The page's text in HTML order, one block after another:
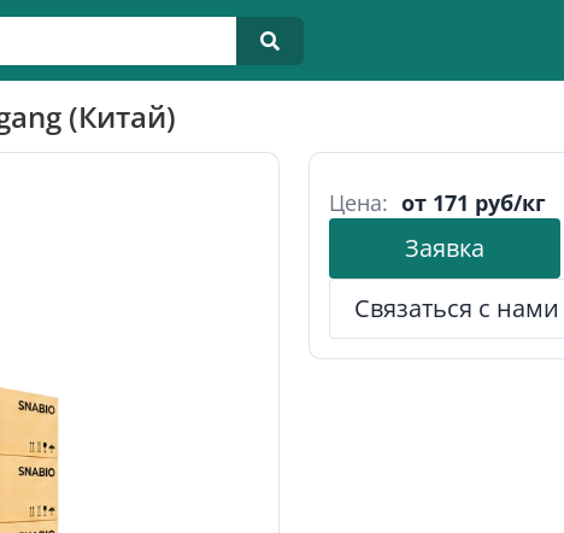
(Китай)
Цена: от 171 руб/кг
Заявка
Связаться с нами